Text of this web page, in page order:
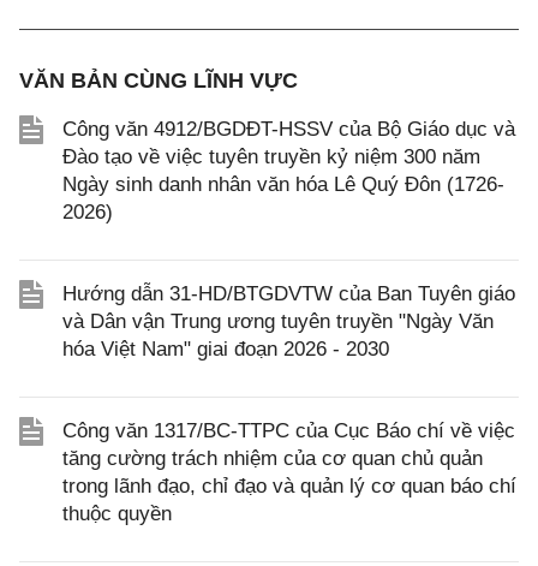
VĂN BẢN CÙNG LĨNH VỰC
Công văn 4912/BGDĐT-HSSV của Bộ Giáo dục và
Đào tạo về việc tuyên truyền kỷ niệm 300 năm
Ngày sinh danh nhân văn hóa Lê Quý Đôn (1726-
2026)
Hướng dẫn 31-HD/BTGDVTW của Ban Tuyên giáo
và Dân vận Trung ương tuyên truyền "Ngày Văn
hóa Việt Nam" giai đoạn 2026 - 2030
Công văn 1317/BC-TTPC của Cục Báo chí về việc
tăng cường trách nhiệm của cơ quan chủ quản
trong lãnh đạo, chỉ đạo và quản lý cơ quan báo chí
thuộc quyền